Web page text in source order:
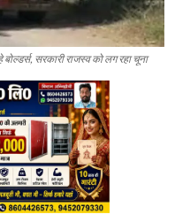
सरकारी राजस्व को लग रहा चूना